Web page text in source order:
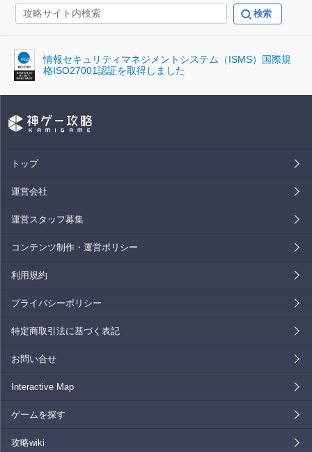
情報セキュリティマネジメントシステム（ISMS）国際規
格ISO27001認証を取得しました
トップ
運営会社
運営スタッフ募集
コンテンツ制作・運営ポリシー
利用規約
プライバシーポリシー
特定商取引法に基づく表記
お問い合せ
Interactive Map
ゲームを探す
攻略wiki